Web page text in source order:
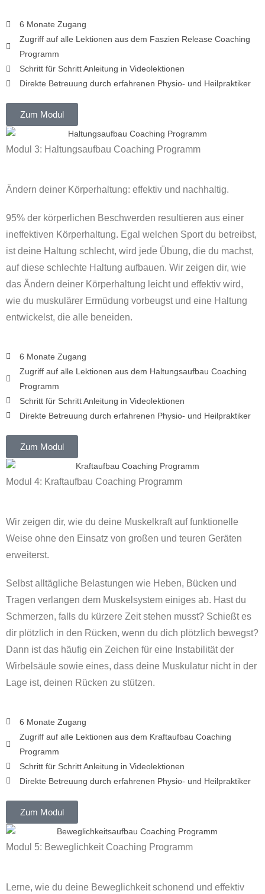
6 Monate Zugang
Zugriff auf alle Lektionen aus dem Faszien Release Coaching
Programm
Schritt für Schritt Anleitung in Videolektionen
Direkte Betreuung durch erfahrenen Physio- und Heilpraktiker
Zum Modul
Modul 3: Haltungsaufbau Coaching Programm
Ändern deiner Körperhaltung: effektiv und nachhaltig.
95% der körperlichen Beschwerden resultieren aus einer
ineffektiven Körperhaltung. ​Egal welchen Sport du betreibst,
ist deine Haltung schlecht, wird jede Übung, die du machst,
auf diese schlechte Haltung aufbauen. ​Wir zeigen dir, wie
das Ändern deiner Körperhaltung leicht und effektiv wird,
wie du muskulärer Ermüdung vorbeugst und eine Haltung
entwickelst, die alle beneiden.
6 Monate Zugang
Zugriff auf alle Lektionen aus dem Haltungsaufbau Coaching
Programm
Schritt für Schritt Anleitung in Videolektionen
Direkte Betreuung durch erfahrenen Physio- und Heilpraktiker
Zum Modul
Modul 4: Kraftaufbau Coaching Programm
Wir zeigen dir, wie du deine Muskelkraft auf funktionelle
Weise ohne den Einsatz von großen und teuren Geräten
erweiterst.
Selbst alltägliche Belastungen wie Heben, Bücken und
Tragen verlangen dem Muskelsystem einiges ab. Hast du
Schmerzen, falls du kürzere Zeit stehen musst? Schießt es
dir plötzlich in den Rücken, wenn du dich plötzlich bewegst?
Dann ist das häufig ein Zeichen für eine Instabilität der
Wirbelsäule sowie eines, dass deine Muskulatur nicht in der
Lage ist, deinen Rücken zu stützen.
6 Monate Zugang
Zugriff auf alle Lektionen aus dem Kraftaufbau Coaching
Programm
Schritt für Schritt Anleitung in Videolektionen
Direkte Betreuung durch erfahrenen Physio- und Heilpraktiker
Zum Modul
Modul 5: Beweglichkeit Coaching Programm
Lerne, wie du deine Beweglichkeit schonend und effektiv